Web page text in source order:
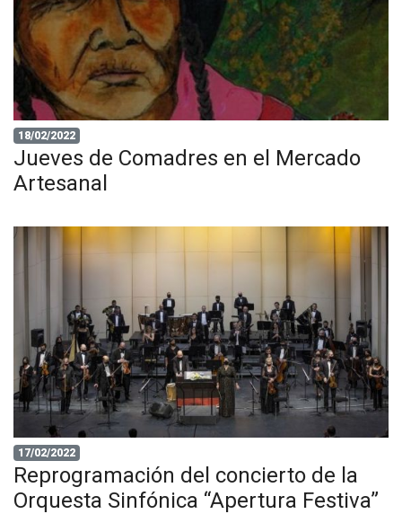
18/02/2022
Jueves de Comadres en el Mercado
Artesanal
17/02/2022
Reprogramación del concierto de la
Orquesta Sinfónica “Apertura Festiva”